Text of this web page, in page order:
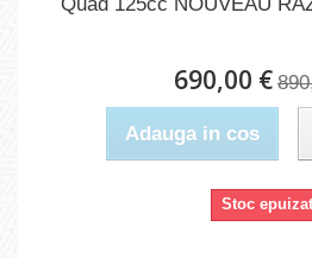
Quad 125cc NOUVEAU
690,00 €
Adauga in cos
Stoc epuizat